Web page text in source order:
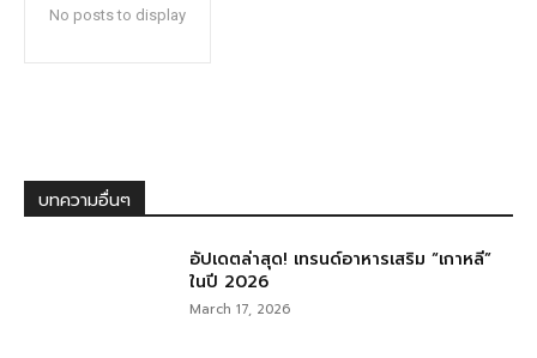
No posts to display
บทความอื่นๆ
อัปเดตล่าสุด! เทรนด์อาหารเสริม “เกาหลี”
ในปี 2026
March 17, 2026